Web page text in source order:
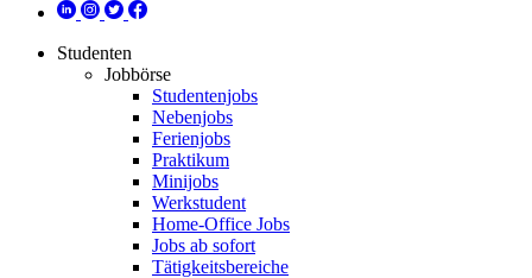
Studenten
Jobbörse
Studentenjobs
Nebenjobs
Ferienjobs
Praktikum
Minijobs
Werkstudent
Home-Office Jobs
Jobs ab sofort
Tätigkeitsbereiche